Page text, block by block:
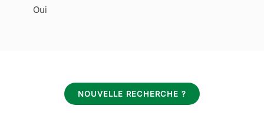
Oui
NOUVELLE RECHERCHE ?